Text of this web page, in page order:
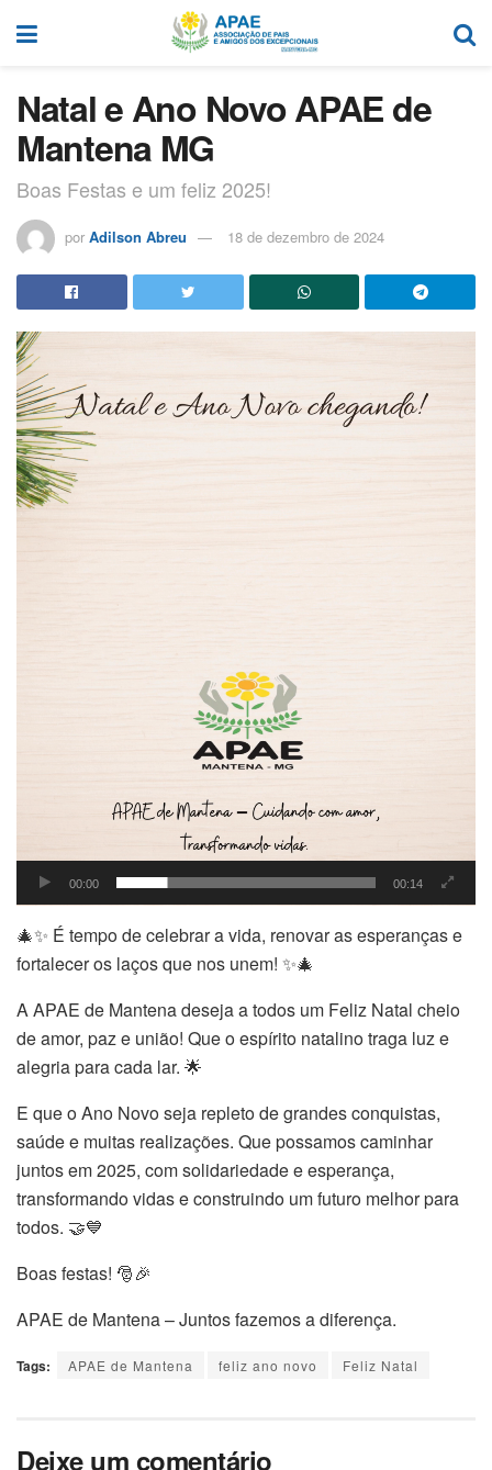
Natal e Ano Novo APAE de
Mantena MG
Boas Festas e um feliz 2025!
por Adilson Abreu 18 de dezembro de 2024
Tocador
de
vídeo
00:00 00:14
🎄✨ É tempo de celebrar a vida, renovar as esperanças e
fortalecer os laços que nos unem! ✨🎄
A APAE de Mantena deseja a todos um Feliz Natal cheio
de amor, paz e união! Que o espírito natalino traga luz e
alegria para cada lar. 🌟
E que o Ano Novo seja repleto de grandes conquistas,
saúde e muitas realizações. Que possamos caminhar
juntos em 2025, com solidariedade e esperança,
transformando vidas e construindo um futuro melhor para
todos. 🤝💙
Boas festas! 🎅🎉
APAE de Mantena – Juntos fazemos a diferença.
Tags: APAE de Mantena feliz ano novo Feliz Natal
Deixe um comentário